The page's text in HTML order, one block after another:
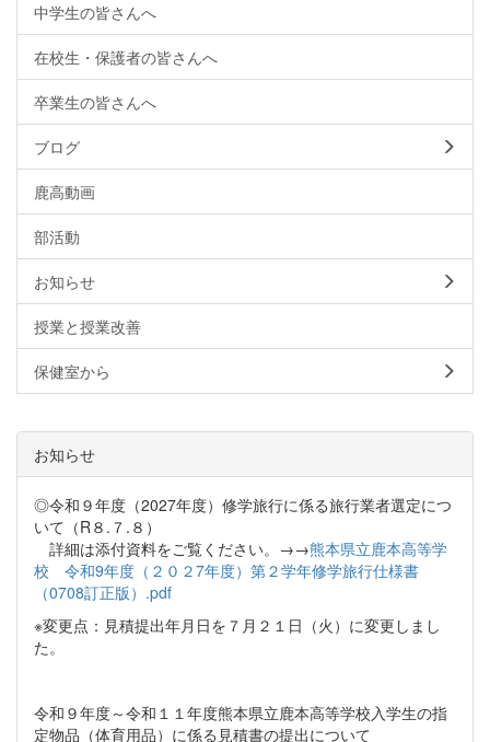
中学生の皆さんへ
在校生・保護者の皆さんへ
卒業生の皆さんへ
ブログ
鹿高動画
部活動
お知らせ
授業と授業改善
保健室から
お知らせ
◎令和９年度（2027年度）修学旅行に係る旅行業者選定につ
いて（R８.７.８）
詳細は添付資料をご覧ください。→→熊本県立鹿本高等学
校 令和9年度（２０２7年度）第２学年修学旅行仕様書
（0708訂正版）.pdf
※変更点：見積提出年月日を７月２１日（火）に変更しまし
た。
令和９年度～令和１１年度熊本県立鹿本高等学校入学生の指
定物品（体育用品）に係る見積書の提出について